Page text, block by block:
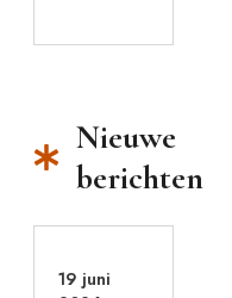
Nieuwe
berichten
19 juni